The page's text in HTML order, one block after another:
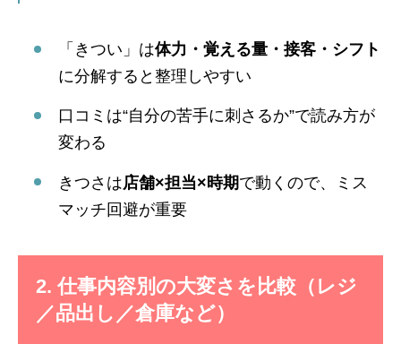
「きつい」は体力・覚える量・接客・シフト
に分解すると整理しやすい
口コミは“自分の苦手に刺さるか”で読み方が
変わる
きつさは店舗×担当×時期で動くので、ミス
マッチ回避が重要
2. 仕事内容別の大変さを比較（レジ
／品出し／倉庫など）